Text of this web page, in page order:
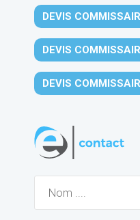
DEVIS
DEVIS
DEVIS